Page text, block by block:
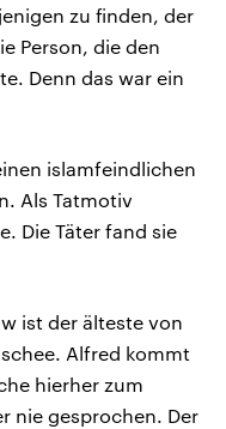
zu finden, der
Person, die den
Denn das war ein
islamfeindlichen
Als Tatmotiv
Die Täter fand sie
ist der älteste von
Alfred kommt
hierher zum
nie gesprochen. Der